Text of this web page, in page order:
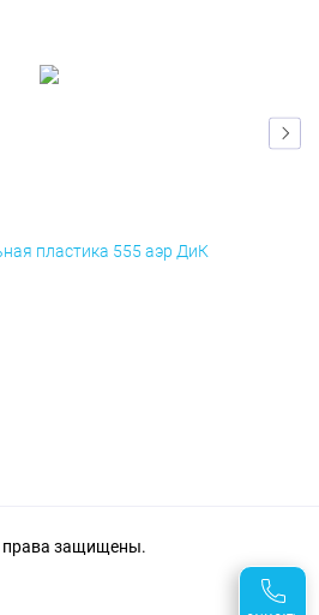
пластика 555 аэр ДиК
права защищены.